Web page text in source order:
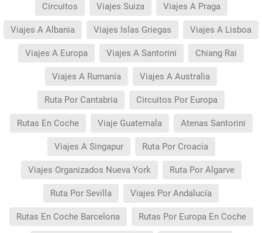
Circuitos Viajes Suiza Viajes A Praga
Viajes A Albania Viajes Islas Griegas Viajes A Lisboa
Viajes A Europa Viajes A Santorini Chiang Rai
Viajes A Rumanía Viajes A Australia
Ruta Por Cantabria Circuitos Por Europa
Rutas En Coche Viaje Guatemala Atenas Santorini
Viajes A Singapur Ruta Por Croacia
Viajes Organizados Nueva York Ruta Por Algarve
Ruta Por Sevilla Viajes Por Andalucía
Rutas En Coche Barcelona Rutas Por Europa En Coche